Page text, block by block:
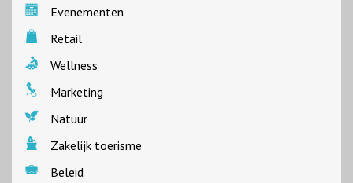
Evenementen
Retail
Wellness
Marketing
Natuur
Zakelijk toerisme
Beleid